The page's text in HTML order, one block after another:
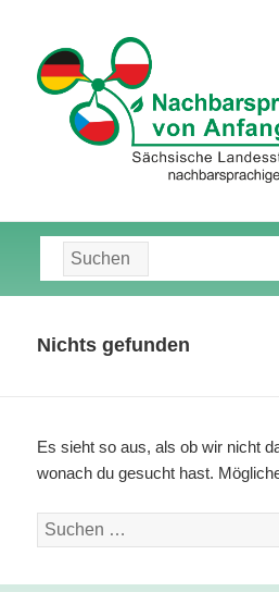
Suche
nach:
Nichts gefunden
Es sieht so aus, als ob wir nicht
wonach du gesucht hast.
Suche
nach: